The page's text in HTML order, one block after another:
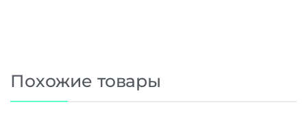
Похожие товары